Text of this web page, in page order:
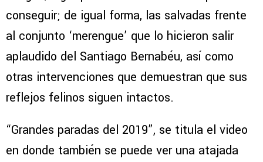
conseguir; de igual forma, las salvadas frente
al conjunto ‘merengue’ que lo hicieron salir
aplaudido del Santiago Bernabéu, así como
otras intervenciones que demuestran que sus
reflejos felinos siguen intactos.
“Grandes paradas del 2019”, se titula el video
en donde también se puede ver una atajada